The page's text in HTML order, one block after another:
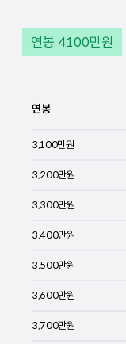
연봉 4100만원
연봉
3,100만원
3,200만원
3,300만원
3,400만원
3,500만원
3,600만원
3,700만원